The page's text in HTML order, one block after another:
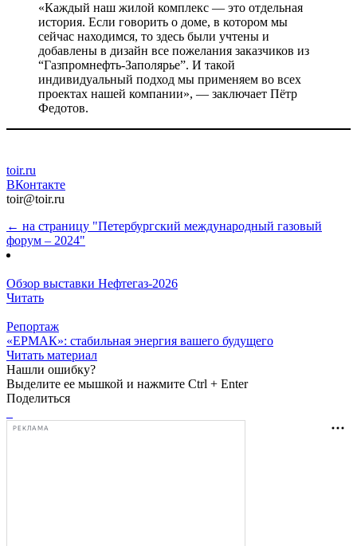
«Каждый наш жилой комплекс ― это отдельная
история. Если говорить о доме, в котором мы
сейчас находимся, то здесь были учтены и
добавлены в дизайн все пожелания заказчиков из
“Газпромнефть-Заполярье”. И такой
индивидуальный подход мы применяем во всех
проектах нашей компании», ― заключает Пётр
Федотов.
toir.ru
ВКонтакте
toir@toir.ru
← на страницу "Петербургский международный газовый
форум – 2024"
Обзор выставки Нефтегаз-2026
Читать
Репортаж
«ЕРМАК»: стабильная энергия вашего будущего
Читать материал
Нашли ошибку?
Выделите ее мышкой и нажмите Ctrl + Enter
Поделиться
РЕКЛАМА